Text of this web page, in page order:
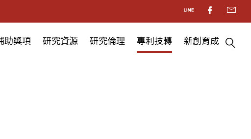
助獎項 研究資源 研究倫理 專利技轉 新創育成